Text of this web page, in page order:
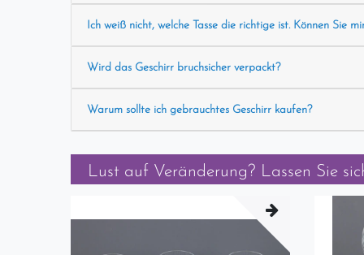
Ich weiß nicht, welche Tasse die richtige ist. Können Sie
Wird das Geschirr bruchsicher verpackt?
Warum sollte ich gebrauchtes Geschirr kaufen?
Lust auf Veränderung? Lassen Sie